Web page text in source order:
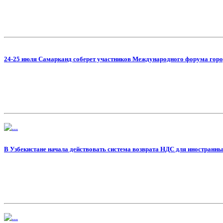
24-25 июля Самарканд соберет участников Международного форума
В Узбекистане начала действовать система возврата НДС для